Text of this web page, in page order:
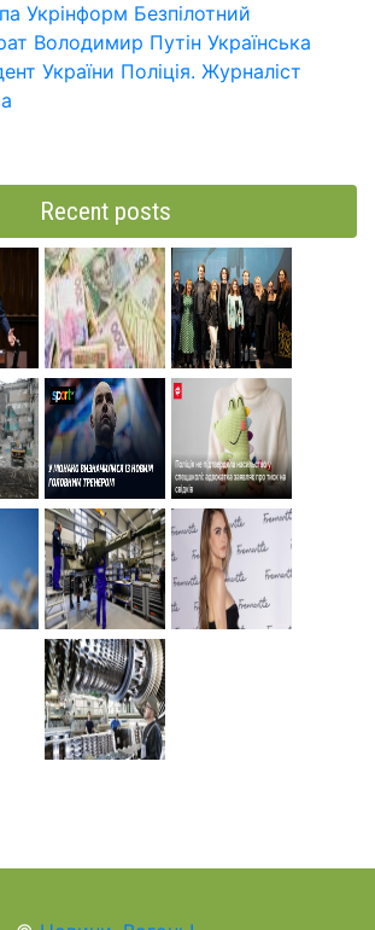
Укрінформ Безпілотний
Володимир Путін Українська
України Поліція. Журналіст
Recent posts